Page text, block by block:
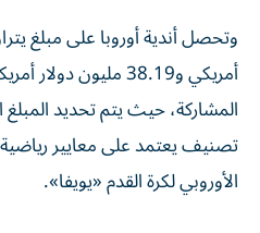
أمريكي و38.19 مليون
المشاركة، حيث يتم تحديد
تصنيف يعتمد على معايير رياضية
الأوروبي لكرة القدم «يويفا».